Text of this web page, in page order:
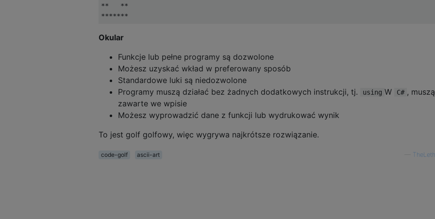
**   **
Okular
Funkcje lub pełne programy są dozwolone
Możesz uzyskać wkład w preferowany sposób
Standardowe luki są niedozwolone
Programy muszą działać bez żadnych dodatkowych instrukcji, tj.
using W C# ,
zawarte we wpisie
Możesz wyprowadzić dane z funkcji lub wydrukować wynik
To jest golf golfowy, więc wygrywa najkrótsze rozwiązanie.
code-golf ascii-art